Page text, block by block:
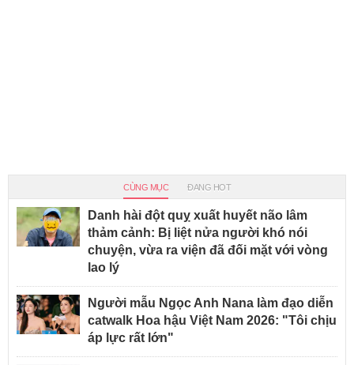
CÙNG MỤC ĐANG HOT
Danh hài đột quỵ xuất huyết não lâm
thảm cảnh: Bị liệt nửa người khó nói
chuyện, vừa ra viện đã đối mặt với vòng
lao lý
Người mẫu Ngọc Anh Nana làm đạo diễn
catwalk Hoa hậu Việt Nam 2026: "Tôi chịu
áp lực rất lớn"